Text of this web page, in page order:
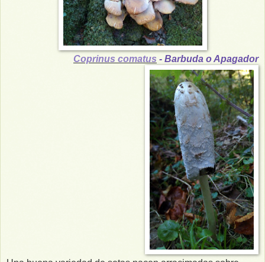
Coprinus comatus - Barbuda o Apagador